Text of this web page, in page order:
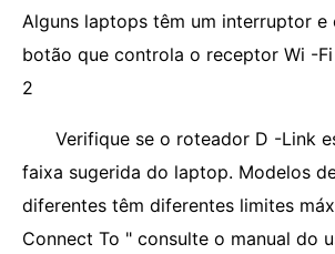
Alguns laptops têm um interruptor e
botão que controla o receptor Wi -
2
Verifique se o roteador D -Link
faixa sugerida do laptop. Modelos
diferentes têm diferentes limites
Connect To " consulte o manual do